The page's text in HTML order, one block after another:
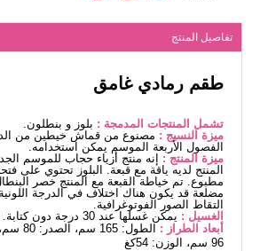
تفاصيل المنتج
طقم رمادي غامق
تشمل المنتجات المدمجة : بلوز و بنطلون.
ميزة النسيج : مصنوع من قماش خيطين من
الفصول الأربعة الموسم يمكن استخدامه.
ميزة المنتج : إنه منتج أزياء حجاب للموسم
المنتج لديه ياقة مع قبعة. البلوز تحتوي على
مطبوع. تم خياطة القبعة مع المنتج خصر
مضلعة قد يكون هناك اختلاف في الدرجة
التقاط الصور الفوتوغرافية.
الغسيل : يمكن غسلها عند 30 درجة دون كتابة. (غسيل دقيق)
أبعاد الطراز :
96 سم، الوزن: 54كغ